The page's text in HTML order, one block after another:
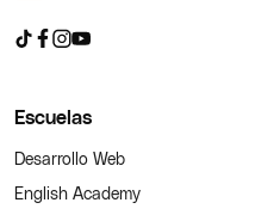
Escuelas
Desarrollo Web
English Academy